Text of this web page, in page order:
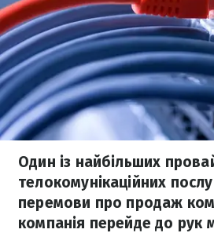
Один із найбільших
телокомунікаційних
перемови про продаж
компанія перейде до рук